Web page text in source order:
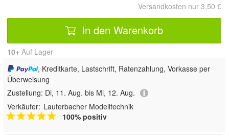
Versandkosten nur 3,50 €
In den Warenkorb
10+ Auf Lager
, Kreditkarte, Lastschrift, Ratenzahlung, Vorkasse per
Überweisung
Zustellung: Di, 11. Aug. bis Mi, 12. Aug.
Verkäufer: Lauterbacher Modelltechnik
100% positiv